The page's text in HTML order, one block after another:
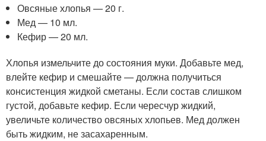
Овсяные хлопья — 20 г.
Мед — 10 мл.
Кефир — 20 мл.
Хлопья измельчите до состояния муки. Добавьте мед,
влейте кефир и смешайте — должна получиться
консистенция жидкой сметаны. Если состав слишком
густой, добавьте кефир. Если чересчур жидкий,
увеличьте количество овсяных хлопьев. Мед должен
быть жидким, не засахаренным.